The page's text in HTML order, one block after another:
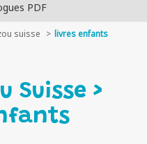
PDF
suisse livres enfants
Suisse >